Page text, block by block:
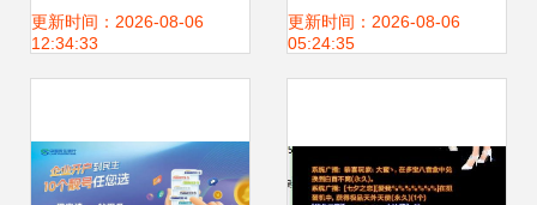
说信息技术与舞今
更新时间：2026-08-06
12:34:33
疗实现新飞跃
更新时间：2026-08-06
05:24:35